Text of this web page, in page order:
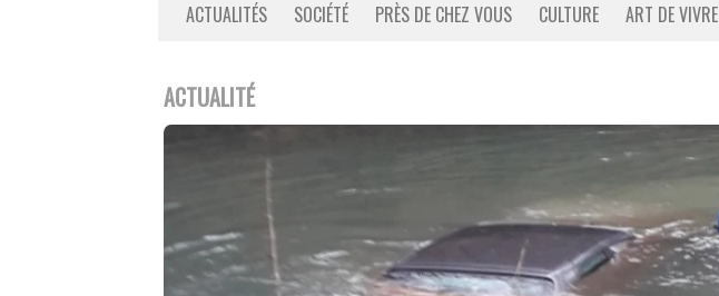
ACTUALITÉS SOCIÉTÉ PRÈS DE CHEZ VOUS CULTURE ART DE VIVRE
ACTUALITÉ